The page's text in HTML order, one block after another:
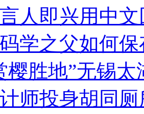
人即兴用中
学之父如何
樱胜地”无锡
师投身胡同